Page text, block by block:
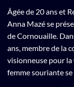
Âgée de 20 ans et
Anna Mazé se
de Cornouaille.
ans, membre de la
visionneuse pour la
femme souriante